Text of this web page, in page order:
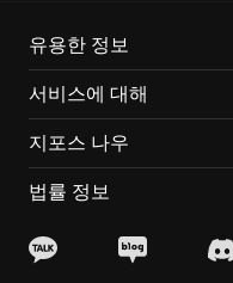
특별한 재미:\n\n* 다양
GARFIELD 등장인물
이하세요.\n* 신기한 아
을 보호하는 데 사용할
되어 있습니다.\n* 다채
의 집까지, GARFIELD
Furious Racing에 참여
유용한 정보
서비스에 대해
지포스 나우
법률 정보